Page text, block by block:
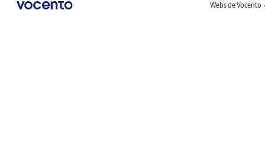
Webs de Vocento